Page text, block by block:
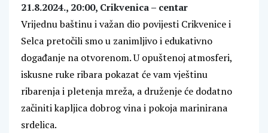
21.8.2024., 20:00, Crikvenica – centar
Vrijednu baštinu i važan dio povijesti Crikvenice i
Selca pretočili smo u zanimljivo i edukativno
događanje na otvorenom. U opuštenoj atmosferi,
iskusne ruke ribara pokazat će vam vještinu
ribarenja i pletenja mreža, a druženje će dodatno
začiniti kapljica dobrog vina i pokoja marinirana
srdelica.